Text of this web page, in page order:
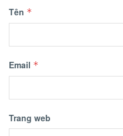
Tên *
Email *
Trang web